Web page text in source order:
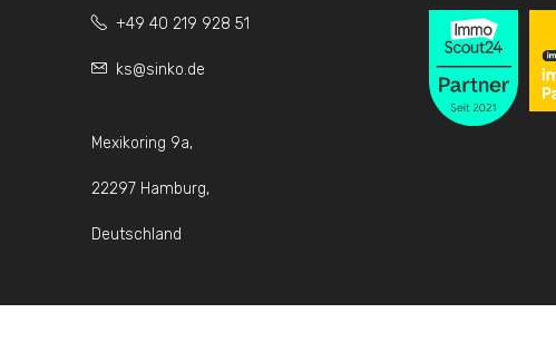
+49 40 219 928 51
ks@sinko.de
Mexikoring 9a,
22297 Hamburg,
Deutschland